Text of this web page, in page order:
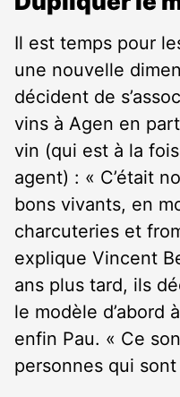
Il est temps pour
une nouvelle
décident de
vins à Agen en
vin (qui est à la
agent) : « C’était
bons vivants, en
charcuteries et
explique Vincent
ans plus tard, ils
le modèle d’abord
enfin Pau. « Ce
personnes qui